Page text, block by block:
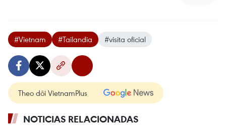
#Vietnam #Tailandia #visita oficial
Theo dõi VietnamPlus
NOTICIAS RELACIONADAS